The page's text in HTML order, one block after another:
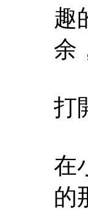
趣
余
打
在
的